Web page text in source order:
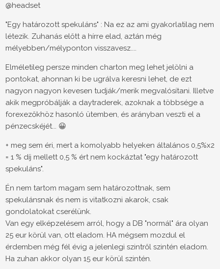
@headset
"Egy határozott spekuláns" : Na ez az ami gyakorlatilag nem
létezik. Zuhanás előtt a hírre elad, aztán még
mélyebben/mélyponton visszavesz....
Elméletileg persze minden charton meg lehet jelölni a
pontokat, ahonnan ki be ugrálva keresni lehet, de ezt
nagyon nagyon kevesen tudják/merik megvalósítani. Illetve
akik megpróbálják a daytraderek, azoknak a többsége a
forexezőkhöz hasonló ütemben, és arányban veszti el a
pénzecskéjét... 😀
+ meg sem éri, mert a komolyabb helyeken általános 0,5%x2
= 1 % díj mellett 0,5 % ért nem kockáztat "egy határozott
spekuláns".
Én nem tartom magam sem határozottnak, sem
spekulánsnak és nem is vitatkozni akarok, csak
gondolatokat cserélünk.
Van egy elképzelésem arról, hogy a DB "normál" ára olyan
25 eur körül van, ott eladom. HA mégsem mozdul el
érdemben még fél évig a jelenlegi szintről szintén eladom.
Ha zuhan akkor olyan 15 eur körül szintén.